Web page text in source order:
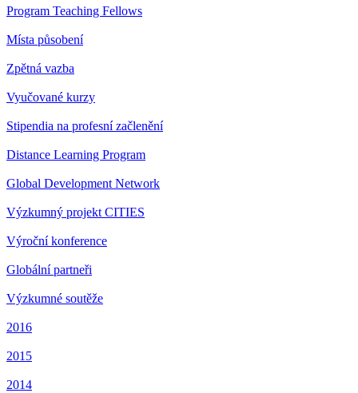
Program Teaching Fellows
Místa působení
Zpětná vazba
Vyučované kurzy
Stipendia na profesní začlenění
Distance Learning Program
Global Development Network
Výzkumný projekt CITIES
Výroční konference
Globální partneři
Výzkumné soutěže
2016
2015
2014